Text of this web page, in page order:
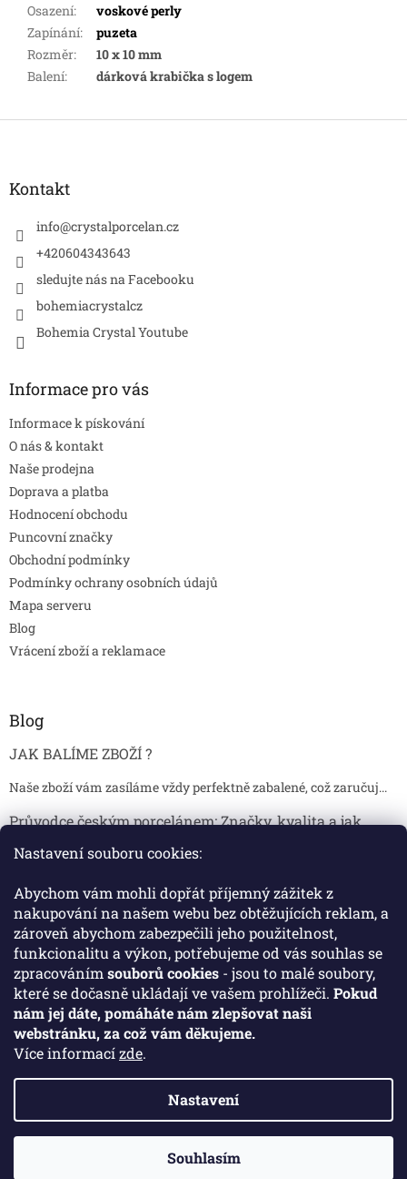
Nastavení souboru cookies:
Abychom vám mohli dopřát příjemný zážitek z
nakupování na našem webu bez obtěžujících reklam, a
zároveň abychom zabezpečili jeho použitelnost,
funkcionalitu a výkon, potřebujeme od vás souhlas se
zpracováním souborů cookies - jsou to malé soubory,
které se dočasně ukládají ve vašem prohlížeči. Pokud
nám jej dáte, pomáháte nám zlepšovat naši
webstránku, za což vám děkujeme.
Více informacízde.
Nastavení
Souhlasím
Osazení:
voskové perly
Zapínání:
puzeta
Rozměr:
10 x 10 mm
Balení: dárková krabička s logem
Z
Kontakt
info@crystalporcelan.cz
+420604343643
sledujte nás na Facebooku
bohemiacrystalcz
Bohemia Crystal Youtube
Informace pro vás
Informace k pískování
O nás & kontakt
Naše prodejna
Doprava a platba
Hodnocení obchodu
Puncovní značky
Obchodní podmínky
Podmínky ochrany osobních údajů
Mapa serveru
Blog
Vrácení zboží a reklamace
Blog
JAK BALÍME ZBOŽÍ ?
Naše zboží vám zasíláme vždy perfektně zabalené, což zaručuj...
Průvodce českým porcelánem: Značky, kvalita a jak
Jak skladovat broušené sklenice, aby se nepoškodily?
Broušené sklenice jsou symbolem elegance, tradice a luxusu. ...
Facebook
Vytvořil Shoptet
Crystal Porcelan. Všechna práva vyhrazena.